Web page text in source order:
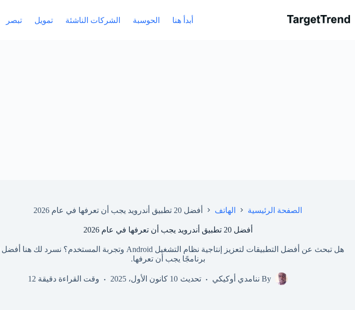
إلى
المحتوى
أبدأ هنا الحوسبة الشركات الناشئة تمويل تبصر
الصفحة الرئيسية الهاتف أفضل 20 تطبيق أندرويد يجب أن تعرفها في عام 2026
أفضل 20 تطبيق أندرويد يجب أن تعرفها في عام 2026
برنامجًا يجب أن تعرفها.
By ننامدي أوكيكي تحديث 10 كانون الأول، 2025 وقت القراءة دقيقة 12